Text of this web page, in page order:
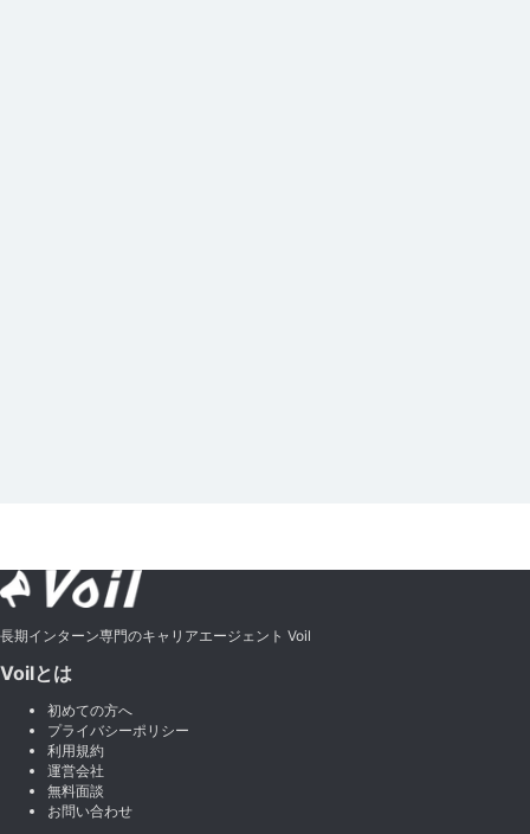
長期インターン専門のキャリアエージェント Voil
Voilとは
初めての方へ
プライバシーポリシー
利用規約
運営会社
無料面談
お問い合わせ